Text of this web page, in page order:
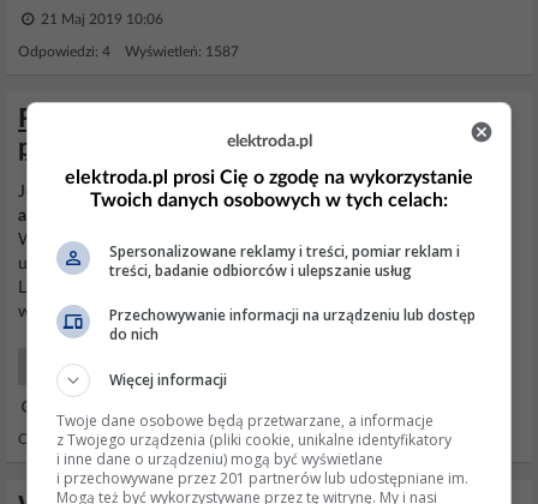
21 Maj 2019 10:06
Odpowiedzi: 4 Wyświetleń: 1587
Rozpiska połączeń do starego unifonu -
poszukiwana instrukcja wymiany
Jeżeli ten unifon do końca ci działał, to znaczy że masz instalację
analogową
Wystarczy przy zakupie zweryfikować, czy jest to taki właśnie
unifon. Najbardziej popularne toCyfralSmart 5P, Wekta TK6,
Laskomex LM4S czy Urmet np. 1131 lub podobny, który jest
właśnieanalogowyi sześciożyłowy. Musisz...
Domofony i kontrola dostępu
Odpowiedzi: 6 Wyświetleń: 609
elektroda.pl
elektroda.pl prosi Cię o zgodę na wykorzystanie
Twoich danych osobowych w tych celach:
Spersonalizowane reklamy i treści, pomiar reklam i
treści, badanie odbiorców i ulepszanie usług
Przechowywanie informacji na urządzeniu lub dostęp
do nich
Więcej informacji
Twoje dane osobowe będą przetwarzane, a informacje
z Twojego urządzenia (pliki cookie, unikalne identyfikatory
i inne dane o urządzeniu) mogą być wyświetlane
i przechowywane przez 201 partnerów lub udostępniane im.
Mogą też być wykorzystywane przez tę witrynę. My i nasi